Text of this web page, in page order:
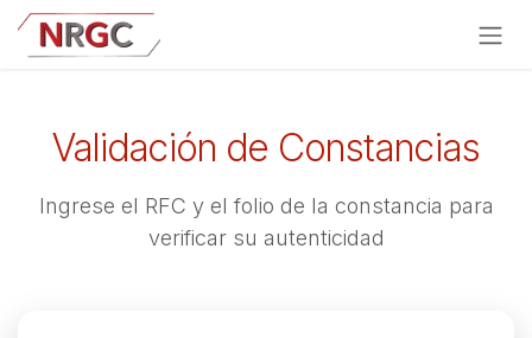
Ir al contenido
Validación de Constancias
Ingrese el RFC y el folio de la constancia para
verificar su autenticidad